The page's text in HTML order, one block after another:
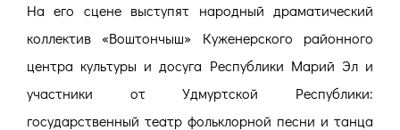
На его сцене выступят народный драматический
коллектив «Воштончыш» Куженерского районного
центра культуры и досуга Республики Марий Эл и
участники от Удмуртской Республики:
государственный театр фольклорной песни и танца